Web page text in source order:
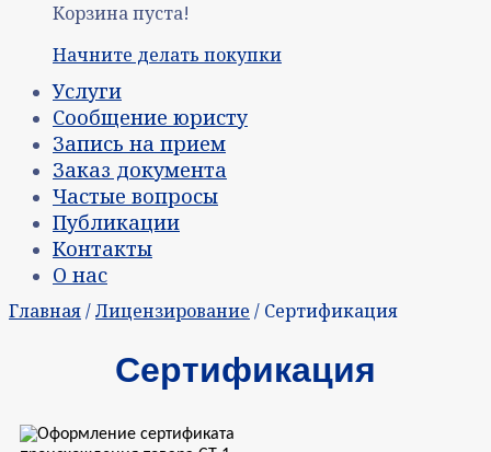
Корзина пуста!
Начните делать покупки
Услуги
Сообщение юристу
Запись на прием
Заказ документа
Частые вопросы
Публикации
Контакты
О нас
Главная/Лицензирование / Сертификация
Сертификация